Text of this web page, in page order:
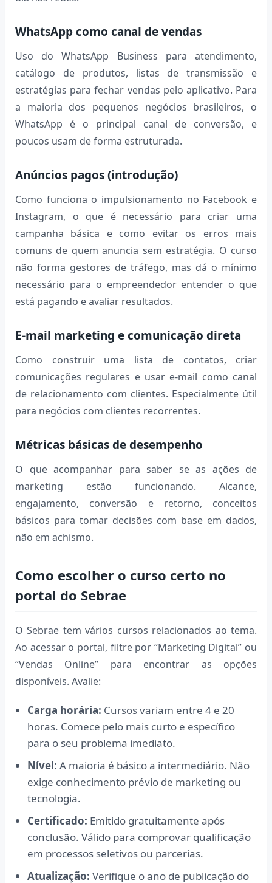
WhatsApp como canal de vendas
Uso do WhatsApp Business para atendimento,
catálogo de produtos, listas de transmissão e
estratégias para fechar vendas pelo aplicativo. Para
a maioria dos pequenos negócios brasileiros, o
WhatsApp é o principal canal de conversão, e
poucos usam de forma estruturada.
Anúncios pagos (introdução)
Como funciona o impulsionamento no Facebook e
Instagram, o que é necessário para criar uma
campanha básica e como evitar os erros mais
comuns de quem anuncia sem estratégia. O curso
não forma gestores de tráfego, mas dá o mínimo
necessário para o empreendedor entender o que
está pagando e avaliar resultados.
E-mail marketing e comunicação direta
Como construir uma lista de contatos, criar
comunicações regulares e usar e-mail como canal
de relacionamento com clientes. Especialmente útil
para negócios com clientes recorrentes.
Métricas básicas de desempenho
O que acompanhar para saber se as ações de
marketing estão funcionando. Alcance,
engajamento, conversão e retorno, conceitos
básicos para tomar decisões com base em dados,
não em achismo.
Como escolher o curso certo no
portal do Sebrae
O Sebrae tem vários cursos relacionados ao tema.
Ao acessar o portal, filtre por “Marketing Digital” ou
“Vendas Online” para encontrar as opções
disponíveis. Avalie:
Carga horária: Cursos variam entre 4 e 20
horas. Comece pelo mais curto e específico
para o seu problema imediato.
Nível: A maioria é básico a intermediário. Não
exige conhecimento prévio de marketing ou
tecnologia.
Certificado: Emitido gratuitamente após
conclusão. Válido para comprovar qualificação
em processos seletivos ou parcerias.
Atualização: Verifique o ano de publicação do